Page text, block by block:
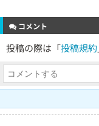
コメント
投稿の際は「投稿規約